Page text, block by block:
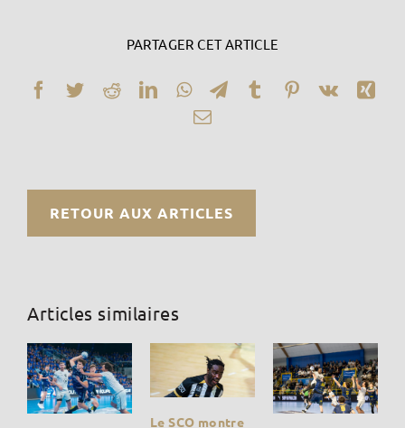
PARTAGER CET ARTICLE
Facebook
TwitterRedditLinkedInWhatsAppTelegram
TumblrPinterest
Vk
Email
RETOUR AUX ARTICLES
Articles similaires
Le SCO montre